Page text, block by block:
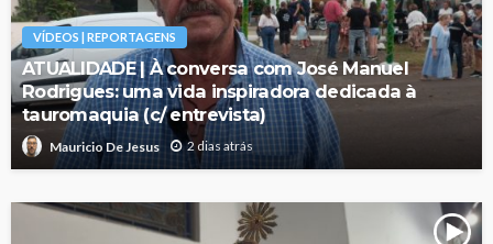
VÍDEOS | REPORTAGENS
ATUALIDADE | À conversa com José Manuel
Rodrigues: uma vida inspiradora dedicada à
tauromaquia (c/ entrevista)
Mauricio De Jesus 2 dias atrás